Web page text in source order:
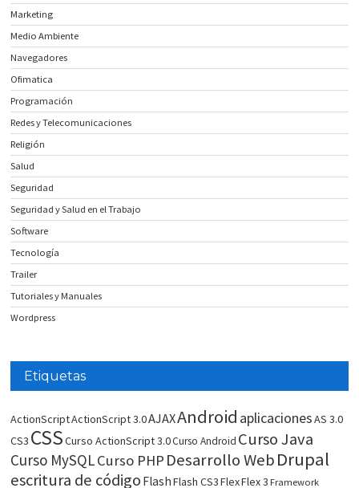
Marketing
Medio Ambiente
Navegadores
Ofimatica
Programación
Redes y Telecomunicaciones
Religión
Salud
Seguridad
Seguridad y Salud en el Trabajo
Software
Tecnología
Trailer
Tutoriales y Manuales
Wordpress
Etiquetas
ActionScriptActionScript 3.0AJAXAndroid aplicacionesAS 3.0
CS3 CSSCurso ActionScript 3.0Curso Android Curso Java
Curso MySQLCurso PHP Desarrollo WebDrupal
escritura de código FlashFlash CS3FlexFlex 3 Framework